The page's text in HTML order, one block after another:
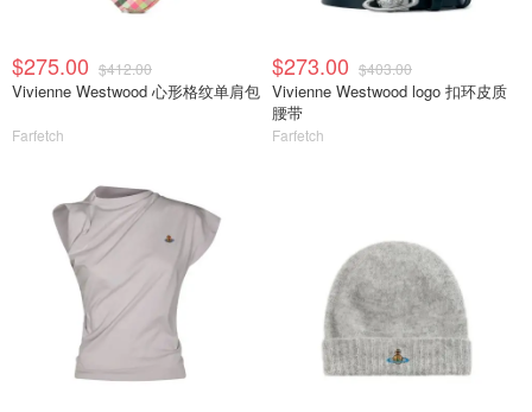
$275.00 $412.00
Vivienne Westwood 心形格纹单肩包
Farfetch
$273.00 $403.00
Vivienne Westwood logo 扣环皮质
腰带
Farfetch